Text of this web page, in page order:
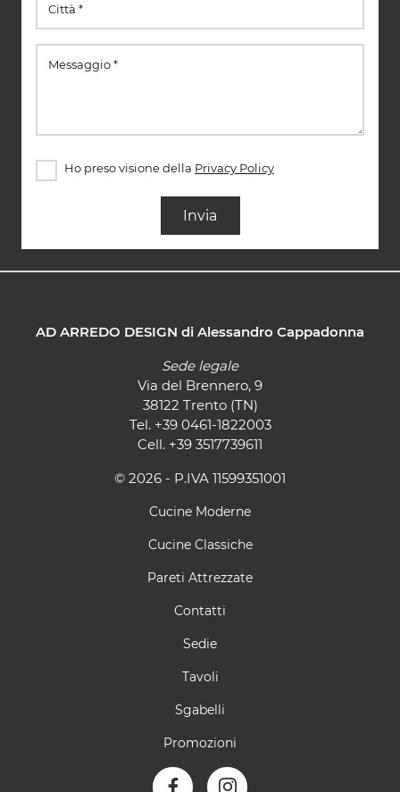
Ho preso visione della Privacy Policy
Invia
AD ARREDO DESIGN di Alessandro Cappadonna
Sede legale
Via del Brennero, 9
38122 Trento (TN)
Tel. +39 0461-1822003
Cell. +39 3517739611
© 2026 - P.IVA 11599351001
Cucine Moderne
Cucine Classiche
Pareti Attrezzate
Contatti
Sedie
Tavoli
Sgabelli
Promozioni